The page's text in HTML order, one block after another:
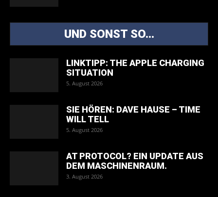
UND SONST SO...
LINKTIPP: THE APPLE CHARGING
SITUATION
5. August 2026
SIE HÖREN: DAVE HAUSE – TIME
WILL TELL
5. August 2026
AT PROTOCOL? EIN UPDATE AUS
DEM MASCHINENRAUM.
3. August 2026